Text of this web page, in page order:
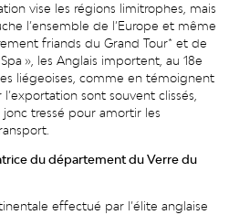
vise les régions limitrophes, mais
l’ensemble de l’Europe et même
friands du Grand Tour* et de
», les Anglais importent, au 18e
liégeoises, comme en témoignent
sont souvent clissés,
tressé pour amortir les
du département du Verre du
effectué par l’élite anglaise